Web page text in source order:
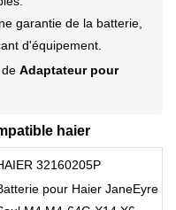
garantie de la batterie,
d'équipement.
Adaptateur pour
haier
32160205P
pour Haier JaneEyre